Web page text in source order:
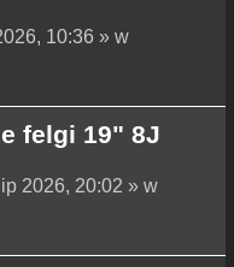
10:36 » w
felgi 19" 8J
2026, 20:02 » w